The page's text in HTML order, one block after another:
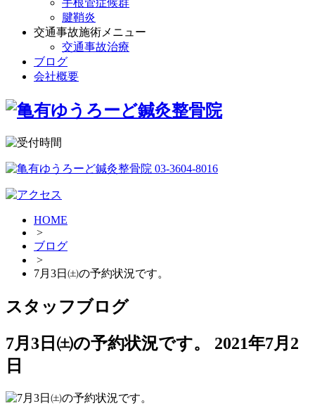
手根管症候群
腱鞘炎
交通事故施術メニュー
交通事故治療
ブログ
会社概要
HOME
>
ブログ
>
7月3日㈯の予約状況です。
スタッフブログ
7月3日㈯の予約状況です。
2021年7月2
日